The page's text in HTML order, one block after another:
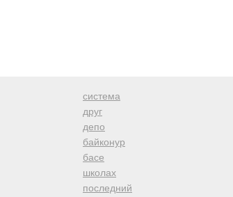
система
друг
депо
байконур
басе
школах
последний